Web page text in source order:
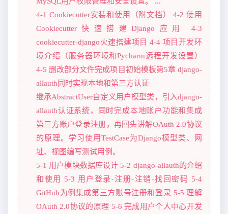
4-1 Cookiecutter安装和使用（附文档） 4-2 使用
Cookiecutter快速搭建Django应用 4-3
cookiecutter-django火速搭建项目 4-4 项目开发环
境介绍（服务器环境和Pycharm远程开发设置）
4-5 删改部分文件完成项目初始模板第5章 django-
allauth同时实现本地和第三方认证
继承AbstractUser自定义用户模型类，引入django-
allauth认证系统，同时完成本地账户功能和集成
第三方账户登录注册，再回头讲解OAuth 2.0协议
的原理。学习使用TestCase为Django模型类、网
址、视图编写测试用例。
5-1 用户模块数据库设计 5-2 django-allauth的介绍
和使用 5-3 用户登录-注册-注销-找回密码 5-4
GitHub为例集成第三方账号注册和登录 5-5 理解
OAuth 2.0协议的原理 5-6 完成用户个人中心开发